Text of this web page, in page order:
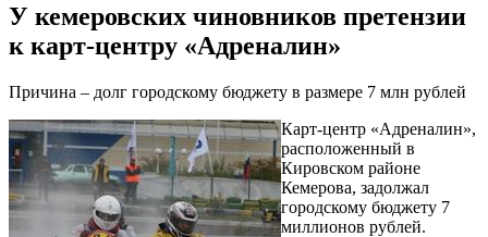
У кемеровских чиновников претензии
к карт-центру «Адреналин»
Причина – долг городскому бюджету в размере 7 млн рублей
Карт-центр «Адреналин»,
расположенный в
Кировском районе
Кемерова, задолжал
городскому бюджету 7
миллионов рублей.